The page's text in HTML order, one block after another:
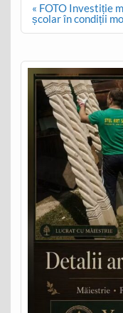
Post
navigation
« FOTO Investiție
școlar în condiții